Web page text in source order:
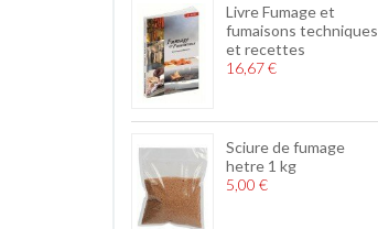
Livre Fumage et
fumaisons techniques
et recettes
16,67 €
Sciure de fumage
hetre 1 kg
5,00 €